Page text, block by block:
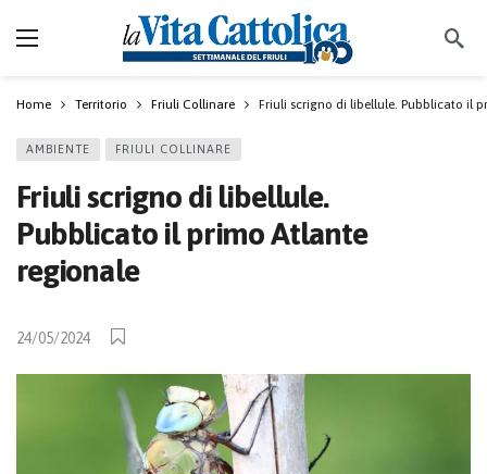
Home Territorio Friuli Collinare Friuli scrigno di libellule. Pubblicato il
AMBIENTE FRIULI COLLINARE
Friuli scrigno di libellule.
Pubblicato il primo Atlante
regionale
24/05/2024